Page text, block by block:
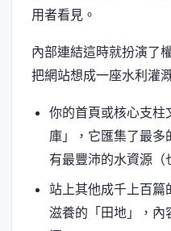
用者看見。
內部連結這時就扮演了
把網站想成一座水利灌
你的首頁或核心支柱
庫」，它匯集了最多
有最豐沛的水資源（
站上其他成千上百篇
滋養的「田地」，內